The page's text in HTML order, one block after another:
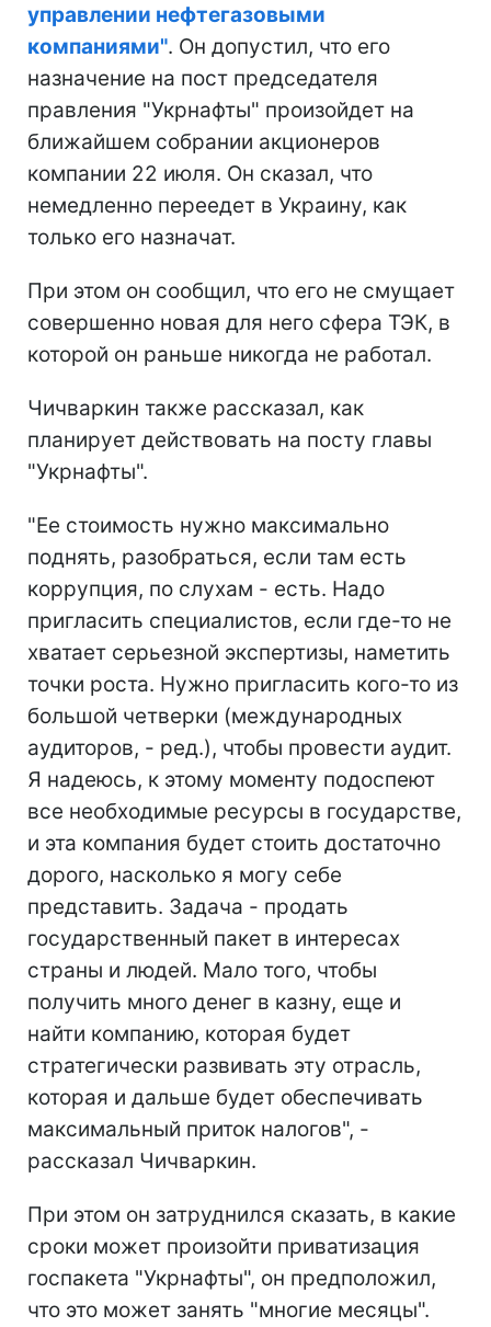
управлении нефтегазовыми
компаниями". Он допустил, что его
назначение на пост председателя
правления "Укрнафты" произойдет на
ближайшем собрании акционеров
компании 22 июля. Он сказал, что
немедленно переедет в Украину, как
только его назначат.
При этом он сообщил, что его не смущает
совершенно новая для него сфера ТЭК, в
которой он раньше никогда не работал.
Чичваркин также рассказал, как
планирует действовать на посту главы
"Укрнафты".
"Ее стоимость нужно максимально
поднять, разобраться, если там есть
коррупция, по слухам - есть. Надо
пригласить специалистов, если где-то не
хватает серьезной экспертизы, наметить
точки роста. Нужно пригласить кого-то из
большой четверки (международных
аудиторов, - ред.), чтобы провести аудит.
Я надеюсь, к этому моменту подоспеют
все необходимые ресурсы в государстве,
и эта компания будет стоить достаточно
дорого, насколько я могу себе
представить. Задача - продать
государственный пакет в интересах
страны и людей. Мало того, чтобы
получить много денег в казну, еще и
найти компанию, которая будет
стратегически развивать эту отрасль,
которая и дальше будет обеспечивать
максимальный приток налогов", -
рассказал Чичваркин.
При этом он затруднился сказать, в какие
сроки может произойти приватизация
госпакета "Укрнафты", он предположил,
что это может занять "многие месяцы".